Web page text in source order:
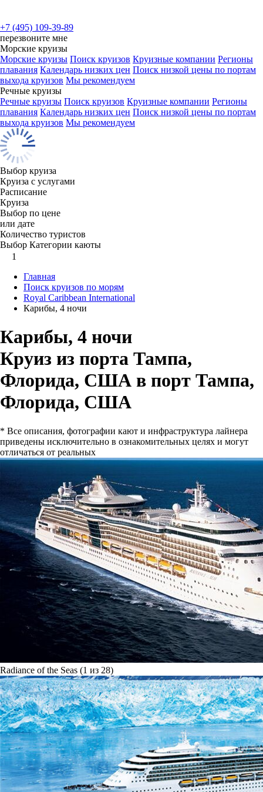
+7 (495) 109-39-89
перезвоните мне
Морские круизы
Морские круизы Поиск круизов Круизные компании Регионы
плавания Календарь низких цен Поиск низкой цены по портам
выхода круизов Мы рекомендуем
Речные круизы
Речные круизы Поиск круизов Круизные компании Регионы
плавания Календарь низких цен Поиск низкой цены по портам
выхода круизов Мы рекомендуем
Выбор круиза
Круиза с услугами
Расписание
Круиза
Выбор по цене
или дате
Количество туристов
Выбор Категории каюты
1
Главная
Поиск круизов по морям
Royal Caribbean International
Карибы, 4 ночи
Карибы, 4 ночи
Круиз из порта Тампа,
Флорида, США в порт Тампа,
Флорида, США
* Все описания, фотографии кают и инфраструктура лайнера
приведены исключительно в ознакомительных целях и могут
отличаться от реальных
Radiance of the Seas (1 из 28)